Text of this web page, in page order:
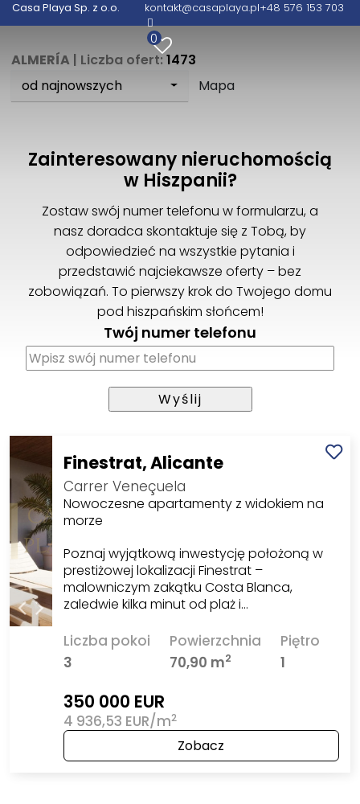
Casa Playa Sp. z o.o. kontakt@casaplaya.pl+48 576 153 703
0
ALMERÍA | Liczba ofert:1473
od najnowszych
Mapa
Zainteresowany nieruchomością
w Hiszpanii?
Zostaw swój numer telefonu w formularzu, a
nasz doradca skontaktuje się z Tobą, by
odpowiedzieć na wszystkie pytania i
przedstawić najciekawsze oferty – bez
zobowiązań. To pierwszy krok do Twojego domu
pod hiszpańskim słońcem!
Twój numer telefonu
Finestrat, Alicante
Carrer Veneçuela
Nowoczesne apartamenty z widokiem na
morze
Poznaj wyjątkową inwestycję położoną w
prestiżowej lokalizacji Finestrat –
malowniczym zakątku Costa Blanca,
zaledwie kilka minut od plaż i…
Liczba pokoi
3
Powierzchnia
70,90 m2
Piętro
1
350 000 EUR
4 936,53 EUR/m2
Zobacz